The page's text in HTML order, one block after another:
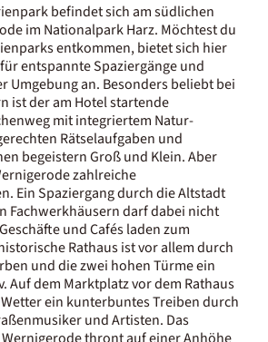
befindet sich am südlichen
im Nationalpark Harz. Möchtest du
entkommen, bietet sich hier
entspannte Spaziergänge und
Umgebung an. Besonders beliebt bei
ist der am Hotel startende
mit integriertem Natur-
Rätselaufgaben und
begeistern Groß und Klein. Aber
zahlreiche
Ein Spaziergang durch die Altstadt
Fachwerkhäusern darf dabei nicht
und Cafés laden zum
Rathaus ist vor allem durch
und die zwei hohen Türme ein
Auf dem Marktplatz vor dem Rathaus
ein kunterbuntes Treiben durch
und Artisten. Das